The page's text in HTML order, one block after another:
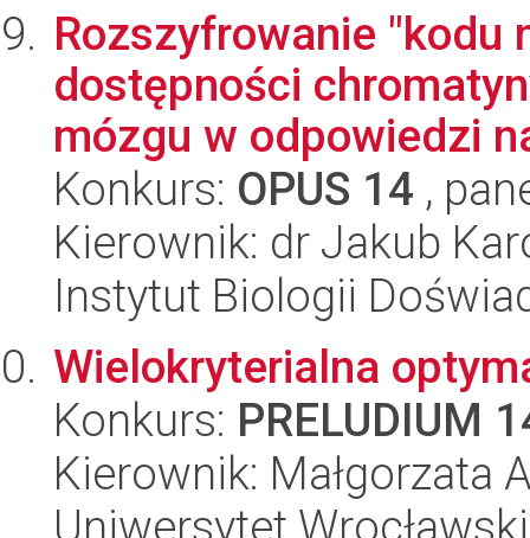
Rozszyfrowanie "kodu
dostępności
mózgu w odpowiedzi
Konkurs: OPUS 14 ,
Kierownik: dr Jakub
Instytut Biologii
Wielokryterialna
Konkurs: PRELUDIUM
Kierownik: Małgorzata
Uniwersytet